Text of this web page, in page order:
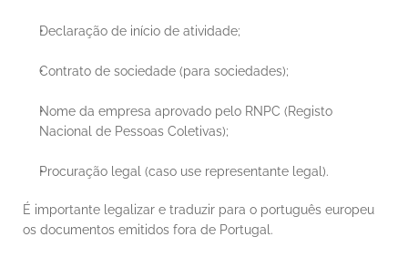
Declaração de início de atividade;
Contrato de sociedade (para sociedades);
Nome da empresa aprovado pelo RNPC (Registo
Nacional de Pessoas Coletivas);
Procuração legal (caso use representante legal).
É importante legalizar e traduzir para o português europeu
os documentos emitidos fora de Portugal.